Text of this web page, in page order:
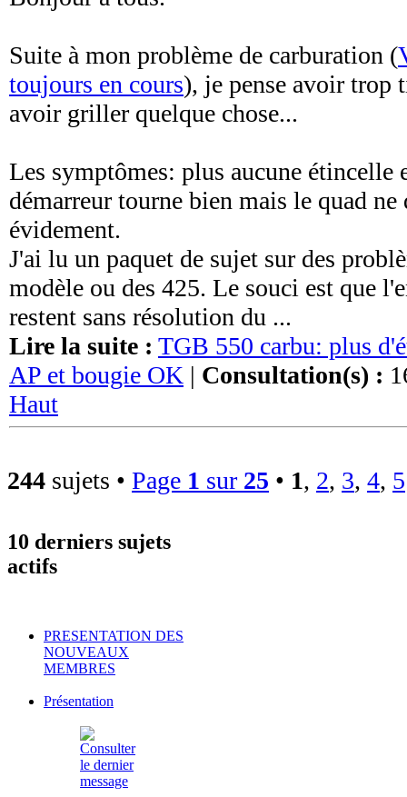
Suite à mon problème de carburation (
toujours en cours), je pense avoir trop
avoir griller quelque chose...
Les symptômes: plus aucune étincelle
démarreur tourne bien mais le quad ne
évidement.
J'ai lu un paquet de sujet sur des
modèle ou des 425. Le souci est que
restent sans résolution du ...
Lire la suite : TGB 550 carbu: plus
AP et bougie OK | Consultation(s) :
Haut
244 sujets • Page 1 sur 25 • 1, 2, 3, 4, 5
10 derniers sujets
actifs
PRESENTATION DES
NOUVEAUX
MEMBRES
Présentation